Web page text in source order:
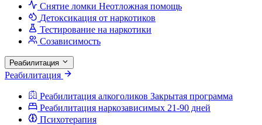
Снятие ломки Неотложная помощь
Детоксикация от наркотиков
Тестирование на наркотики
Созависимость
Реабилитация
Реабилитация
Реабилитация алкоголиков Закрытая программа
Реабилитация наркозависимых 21-90 дней
Психотерапия